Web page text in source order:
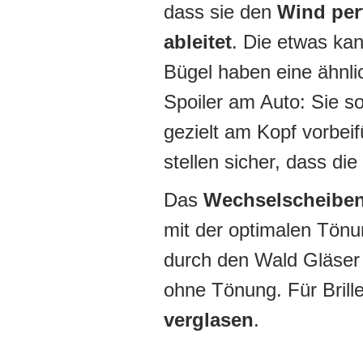
dass sie den Wind
ableitet. Die etwas
Bügel haben eine
Spoiler am Auto: Sie
gezielt am Kopf
stellen sicher, dass die
Das
mit der optimalen
durch den Wald
ohne Tönung. Für
verglasen.